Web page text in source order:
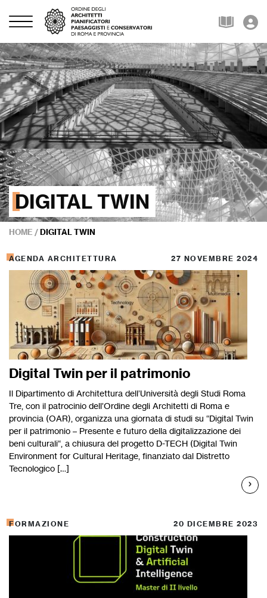
DIGITAL TWIN
HOME /DIGITAL TWIN
AGENDA ARCHITETTURA 27 NOVEMBRE 2024
Digital Twin per il patrimonio
Il Dipartimento di Architettura dell’Università degli Studi Roma
Tre, con il patrocinio dell’Ordine degli Architetti di Roma e
provincia (OAR), organizza una giornata di studi su “Digital Twin
per il patrimonio – Presente e futuro della digitalizzazione dei
beni culturali“, a chiusura del progetto D-TECH (Digital Twin
Environment for Cultural Heritage, finanziato dal Distretto
Tecnologico […]
FORMAZIONE 20 DICEMBRE 2023